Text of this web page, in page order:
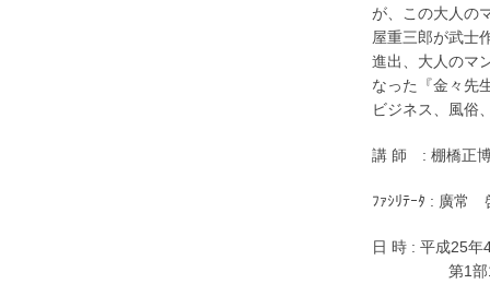
が、この大人の
屋重三郎が武士
進出、大人のマ
なった『金々先
ビジネス、風俗
講 師 : 棚橋正
ﾌｧｼﾘﾃｰﾀ : 廣
日 時 : 平成25
第1部17時